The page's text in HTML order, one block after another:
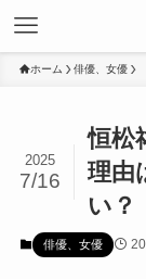
ホーム 俳優、女優
恒松
理由
い？
2025
7/16
俳優、女優